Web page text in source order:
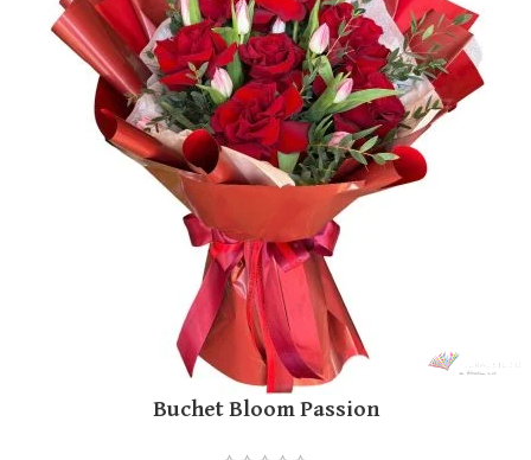
Buchet Bloom Passion